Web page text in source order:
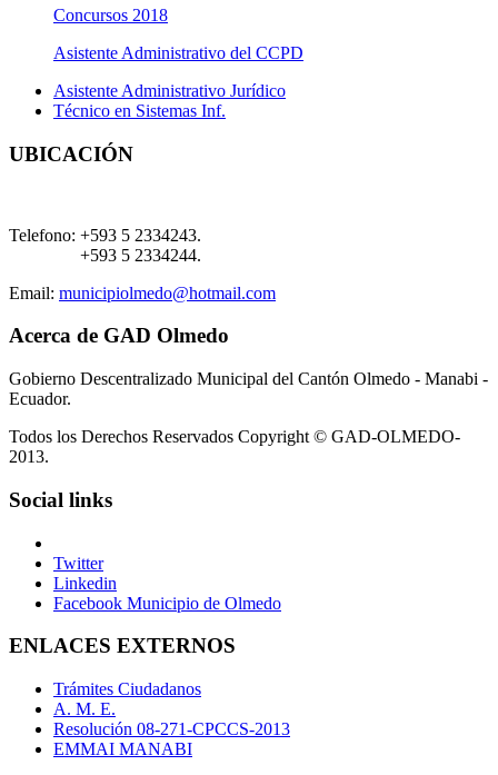
Concursos 2018
Asistente Administrativo del CCPD
Asistente Administrativo Jurídico
Técnico en Sistemas Inf.
UBICACIÓN
Telefono: +593 5 2334243.
+593 5 2334244.
Email: municipiolmedo@hotmail.com
Acerca de GAD Olmedo
Gobierno Descentralizado Municipal del Cantón Olmedo - Manabi -
Ecuador.
Todos los Derechos Reservados Copyright © GAD-OLMEDO-
2013.
Social links
Twitter
Linkedin
Facebook Municipio de Olmedo
ENLACES EXTERNOS
Trámites Ciudadanos
A. M. E.
Resolución 08-271-CPCCS-2013
EMMAI MANABI